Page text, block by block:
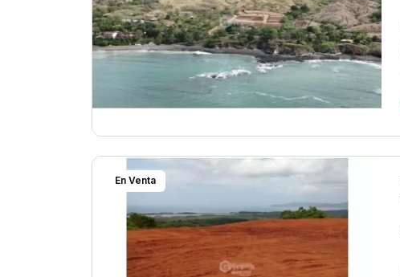
En Venta